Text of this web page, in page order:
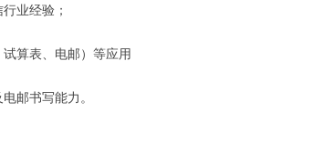
业经验；
算表、电邮）等应用
邮书写能力。